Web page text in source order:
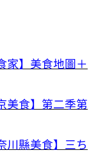
家】美食地圖＋
美食】第二季第
川縣美食】三ち